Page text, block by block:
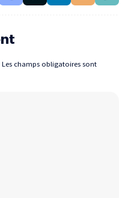
Les champs obligatoires sont